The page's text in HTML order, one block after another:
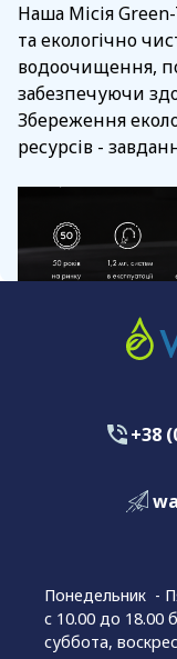
Наша Місія
та екологічно
водоочищення,
забезпечуючи
Збереження
ресурсів -
+38
Понедельник -
с 10.00 до 18.00
суббота,